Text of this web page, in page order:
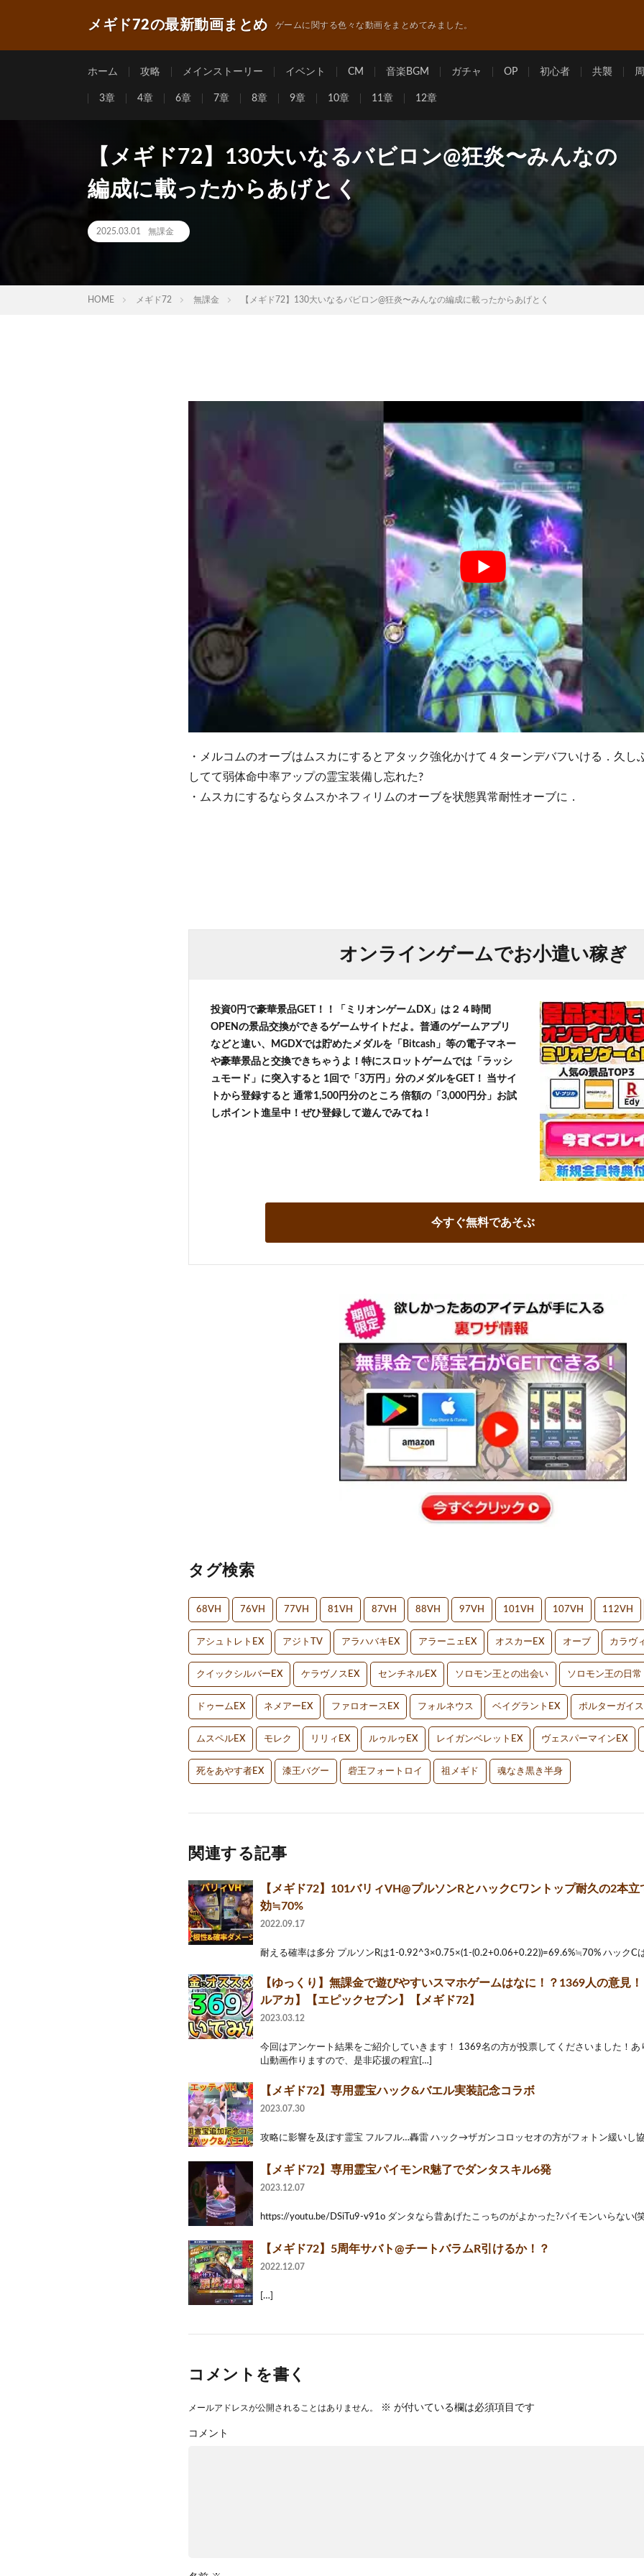
メギド72の最新動画まとめ ゲームに関する色々な動画をまとめてみました。
ホーム 攻略 メインストーリー イベント CM 音楽BGM ガチャ OP 初心者 共襲
3章 4章 6章 7章 8章 9章 10章 11章 12章
【メギド72】130大いなるバビロン@狂炎〜みんなの
編成に載ったからあげとく
2025.03.01 無課金
HOME メギド72 無課金 【メギド72】130大いなるバビロン@狂炎〜みんなの編成に載ったからあげとく
・メルコムのオーブはムスカにするとアタック強化かけて４ターンデバフいける．久し
してて弱体命中率アップの霊宝装備し忘れた?
・ムスカにするならタムスかネフィリムのオーブを状態異常耐性オーブに．
オンラインゲームでお小遣い稼ぎ
投資0円で豪華景品GET！！「ミリオンゲームDX」は２４時間
OPENの景品交換ができるゲームサイトだよ。普通のゲームアプリ
などと違い、MGDXでは貯めたメダルを「Bitcash」等の電子マネー
や豪華景品と交換できちゃうよ！特にスロットゲームでは「ラッシ
ュモード」に突入すると 1回で「3万円」分のメダルをGET！ 当サイ
トから登録すると 通常1,500円分のところ 倍額の「3,000円分」お試
しポイント進呈中！ぜひ登録して遊んでみてね！
今すぐ無料であそぶ
タグ検索
68VH 76VH 77VH 81VH 87VH 88VH 97VH 101VH 107VH 112VH
アシュトレトEX アジトTV アラハバキEX アラーニェEX オスカーEX オーブ カラヴ
クイックシルバーEX ケラヴノスEX センチネルEX ソロモン王との出会い ソロモン王の日常
ドゥームEX ネメアーEX ファロオースEX フォルネウス ベイグラントEX ポルターガイ
ムスペルEX モレク リリィEX ルゥルゥEX レイガンベレットEX ヴェスパーマインEX
死をあやす者EX 漆王バグー 砦王フォートロイ 祖メギド 魂なき黒き半身
関連する記事
【メギド72】101バリィVH@プルソンRとハックCワントップ耐久の2本
効≒70%
2022.09.17
耐える確率は多分 プルソンRは1-0.92^3×0.75×(1-(0.2+0.06+0.22))=69.6%≒70% ハックC
【ゆっくり】無課金で遊びやすいスマホゲームはなに！？1369人の意見
ルアカ】【エピックセブン】【メギド72】
2023.03.12
今回はアンケート結果をご紹介していきます！ 1369名の方が投票してくださいました！あ
山動画作りますので、是非応援の程宜[…]
【メギド72】専用霊宝ハック&バエル実装記念コラボ
2023.07.30
攻略に影響を及ぼす霊宝 フルフル…轟雷 ハック→ザガンコロッセオの方がフォトン緩いし
【メギド72】専用霊宝パイモンR魅了でダンタスキル6発
2023.12.07
https://youtu.be/DSiTu9-v91o ダンタなら昔あげたこっちのがよかった?パイモンいらない(
【メギド72】5周年サバト@チートバラムR引けるか！？
2022.12.07
[…]
コメントを書く
メールアドレスが公開されることはありません。 ※ が付いている欄は必須項目です
コメント